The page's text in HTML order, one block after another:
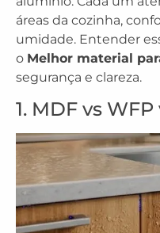
áreas da cozinha,
umidade. Entender
o Melhor material
segurança e clareza.
1. MDF vs WFP